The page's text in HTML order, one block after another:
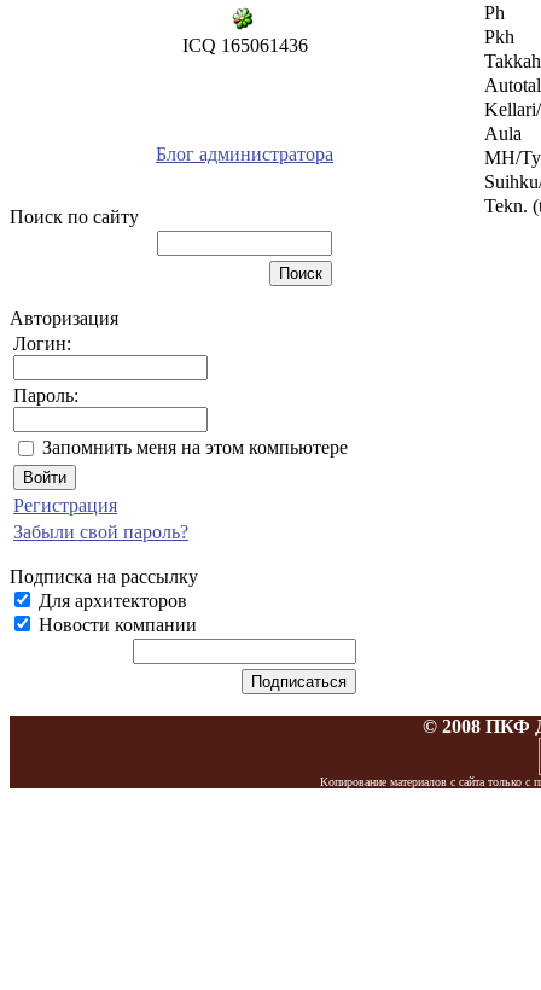
ICQ 165061436
Блог администратора
Поиск по сайту
Авторизация
Логин:
Пароль:
Запомнить меня на этом компьютере
Регистрация
Забыли свой пароль?
Подписка на рассылку
Для архитекторов
Новости компании
Ph
Pkh
Aula
MH/
Tekn.
© 2008 ПКФ
Копирование материалов с сайта только